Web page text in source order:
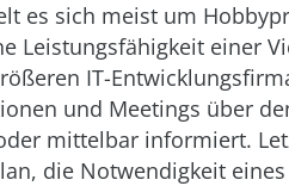
es sich meist um
Leistungsfähigkeit einer
IT-
und Meetings über
mittelbar informiert.
die Notwendigkeit